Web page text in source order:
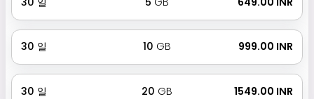
30 일 10 GB ₹ 999.00 INR
30 일 20 GB ₹ 1549.00 INR